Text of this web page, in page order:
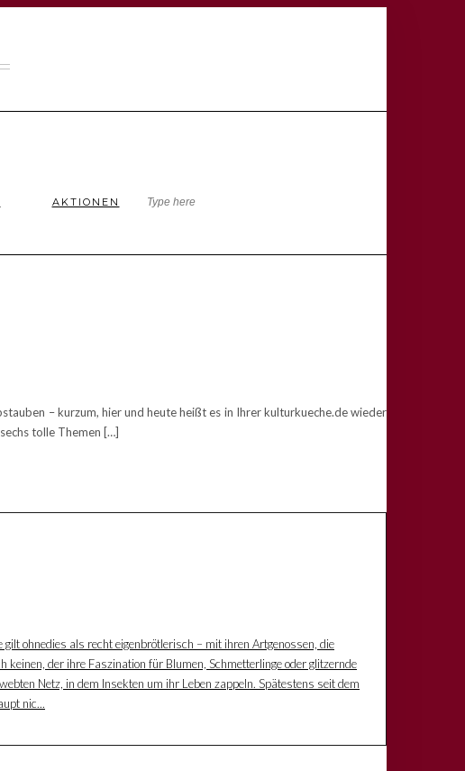
AKTIONEN
– kurzum, hier und heute heißt es in Ihrer kulturkueche.de wieder
tolle Themen […]
ohnedies als recht eigenbrötlerisch – mit ihren Artgenossen, die
der ihre Faszination für Blumen, Schmetterlinge oder glitzernde
Netz, in dem Insekten um ihr Leben zappeln. Spätestens seit dem
nic...